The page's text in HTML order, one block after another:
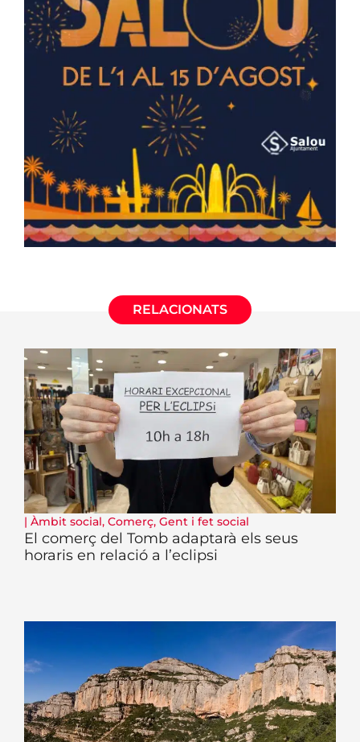
RELACIONATS
| Àmbit social, Comerç, Gent i fet social
El comerç del Tomb adaptarà els seus
horaris en relació a l’eclipsi